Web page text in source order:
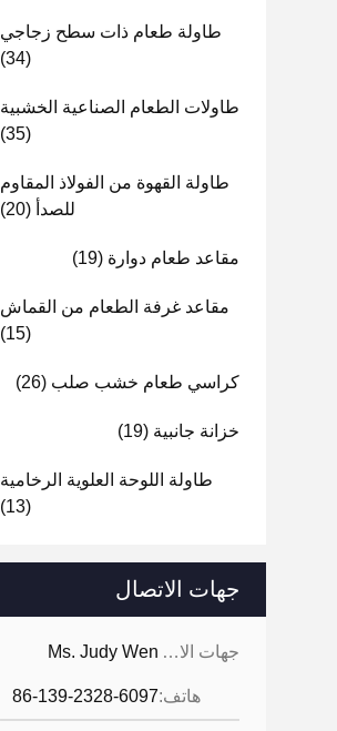
طاولة طعام ذات سطح زجاجي
(34)
طاولات الطعام الصناعية الخشبية
(35)
طاولة القهوة من الفولاذ المقاوم
للصدأ (20)
مقاعد طعام دوارة (19)
مقاعد غرفة الطعام من القماش
(15)
كراسي طعام خشب صلب (26)
خزانة جانبية (19)
طاولة اللوحة العلوية الرخامية
(13)
جهات الاتصال
جهات الاتصال: Ms. Judy Wen
هاتف:86-139-2328-6097